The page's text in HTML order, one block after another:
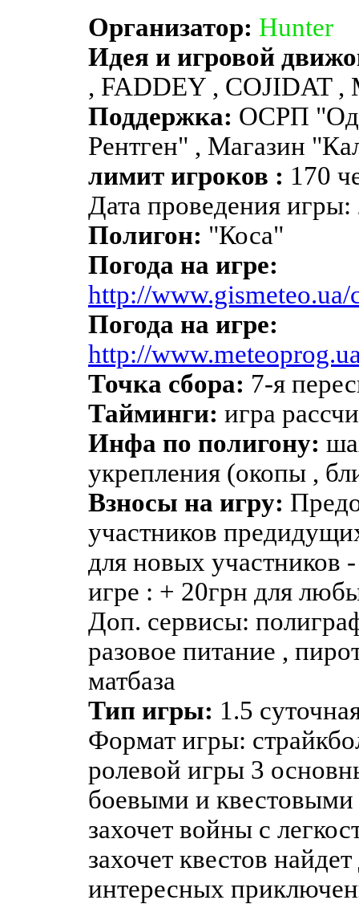
Организатор: Hunter
Идея и игровой
, FADDEY , COJIDAT ,
Поддержка: ОСРП
Рентген" , Магазин
лимит игроков : 170
Дата проведения игры:
Полигон: "Коса"
Погода на игре:
http://
Погода на игре:
http://
Точка сбора: 7-я
Тайминги: игра
Инфа по полигону:
укрепления (окопы ,
Взносы на игру:
участников
для новых участников
игре : + 20грн для
Доп. сервисы:
разовое питание ,
матбаза
Тип игры: 1.5
Формат игры:
ролевой игры 3
боевыми и квестовыми
захочет войны с
захочет квестов
интересных